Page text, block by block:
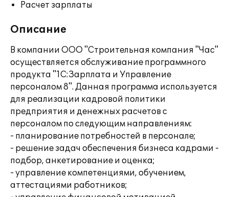
Расчет зарплаты
Описание
В компании ООО "Строительная компания "Час"
осуществляется обслуживание программного
продукта "1С:Зарплата и Управление
персоналом 8". Данная программа используется
для реализации кадровой политики
предприятия и денежных расчетов с
персоналом по следующим направлениям:
- планирование потребностей в персонале;
- решение задач обеспечения бизнеса кадрами -
подбор, анкетирование и оценка;
- управление компетенциями, обучением,
аттестациями работников;